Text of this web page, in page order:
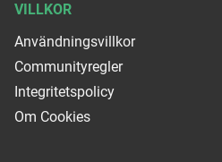
VILLKOR
Användningsvillkor
Communityregler
Integritetspolicy
Om Cookies